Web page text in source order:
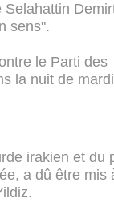
sens".
le Parti des
la nuit de
irakien et du
a dû être mis